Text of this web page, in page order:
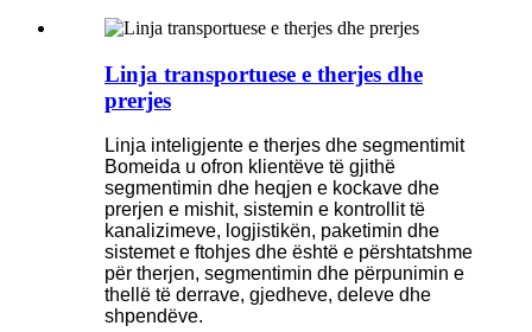
Linja transportuese e therjes dhe
prerjes
Linja inteligjente e therjes dhe segmentimit
Bomeida u ofron klientëve të gjithë
segmentimin dhe heqjen e kockave dhe
prerjen e mishit, sistemin e kontrollit të
kanalizimeve, logjistikën, paketimin dhe
sistemet e ftohjes dhe është e përshtatshme
për therjen, segmentimin dhe përpunimin e
thellë të derrave, gjedheve, deleve dhe
shpendëve.